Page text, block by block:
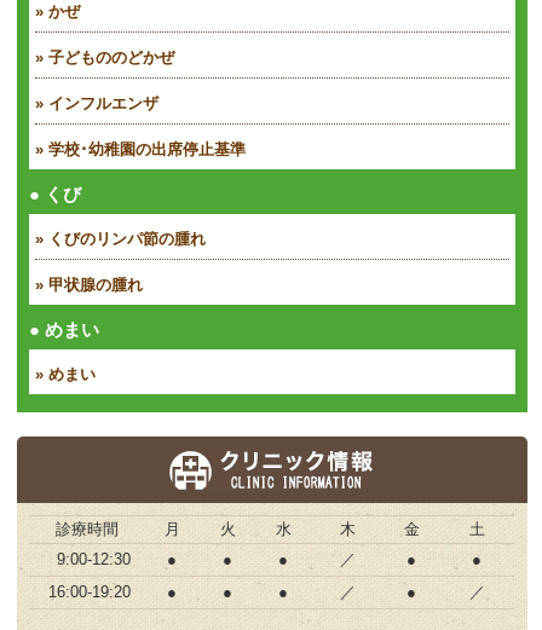
» かぜ
» 子どもののどかぜ
» インフルエンザ
» 学校･幼稚園の出席停止基準
● くび
» くびのリンパ節の腫れ
» 甲状腺の腫れ
● めまい
» めまい
診療時間 月 火 水 木 金
土
9:00-12:30
● ● ● ／ ●
●
16:00-19:20
● ● ● ／ ● ／